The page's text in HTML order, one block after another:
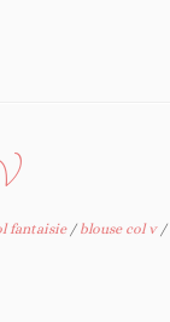
fantaisie / blouse col v /